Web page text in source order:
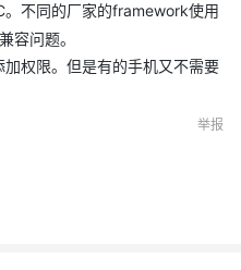
不同的厂家的framework使用
容问题。
权限。但是有的手机又不需要
举报